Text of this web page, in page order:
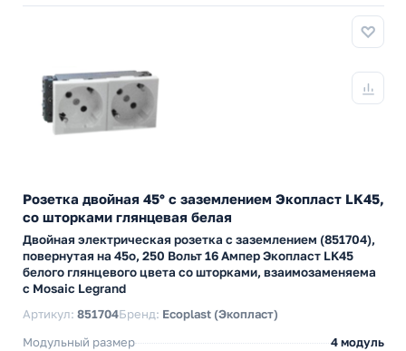
Розетка двойная 45° с заземлением Экопласт LK45,
со шторками глянцевая белая
Двойная электрическая розетка с заземлением (851704),
повернутая на 45о, 250 Вольт 16 Ампер Экопласт LK45
белого глянцевого цвета со шторками, взаимозаменяема
с Mosaic Legrand
Артикул: 851704Бренд: Ecoplast (Экопласт)
Модульный размер
4 модуль